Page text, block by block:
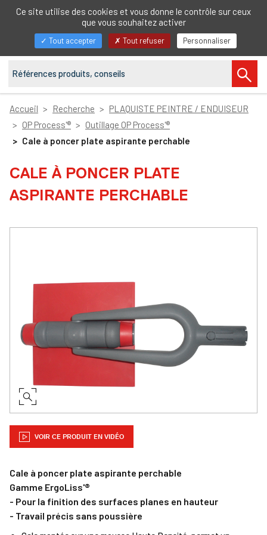
FR
Afficher/masquer
Accueil Recherche
PLAQUISTE PEINTRE / ENDUISEUR
OP Process'®
Outillage OP Process'®
Cale à poncer plate aspirante perchable
CALE À PONCER PLATE
ASPIRANTE PERCHABLE
VOIR CE PRODUIT EN VIDÉO
Cale à poncer plate aspirante perchable
Gamme ErgoLiss'®
- Pour la finition des surfaces planes en hauteur
- Travail précis sans poussière
Ce site utilise des cookies et vous donne le contrôle sur ceux
que vous souhaitez activer
Tout accepter Tout refuser Personnaliser